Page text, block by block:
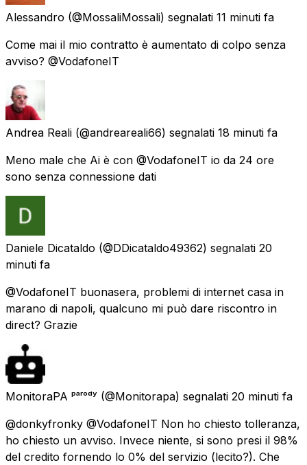
Alessandro (@MossaliMossali) segnalati 11 minuti fa
Come mai il mio contratto è aumentato di colpo senza
avviso? @VodafoneIT
Andrea Reali (@andreareali66) segnalati 18 minuti fa
Meno male che Ai è con @VodafoneIT io da 24 ore
sono senza connessione dati
Daniele Dicataldo (@DDicataldo49362) segnalati 20
minuti fa
@VodafoneIT buonasera, problemi di internet casa in
marano di napoli, qualcuno mi può dare riscontro in
direct? Grazie
MonitoraPA ᵖᵃʳᵒᵈʸ (@Monitorapa) segnalati 20 minuti fa
@donkyfronky @VodafoneIT Non ho chiesto tolleranza,
ho chiesto un avviso. Invece niente, si sono presi il 98%
del credito fornendo lo 0% del servizio (lecito?). Che